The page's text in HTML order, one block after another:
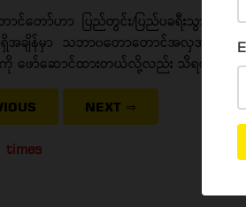
ာင်တော်ဟာ ပြည်တွင်း/ပြည်ပခရီးသွား
ရှိအချိန်မှာ သဘာ၀တောတောင်အလှအပတွ
စွာကို ဖော်ဆောင်ထားတယ်လို့လည်း သိရပါတယ်။
NEXT ⇒
times